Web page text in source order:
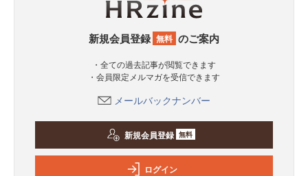
新規会員登録 無料 のご案内
・全ての過去記事が閲覧できます
・会員限定メルマガを受信できます
メールバックナンバー
新規会員登録 無料
ログイン